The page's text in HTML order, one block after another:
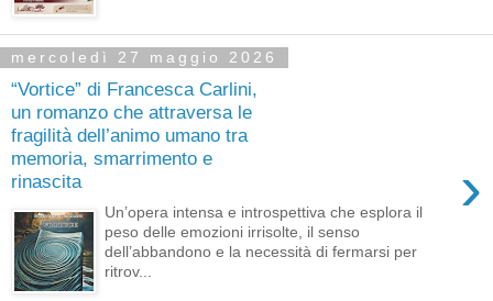
mercoledì 27 maggio 2026
“Vortice” di Francesca Carlini,
un romanzo che attraversa le
fragilità dell’animo umano tra
memoria, smarrimento e
rinascita
›
Un’opera intensa e introspettiva che esplora il
peso delle emozioni irrisolte, il senso
dell’abbandono e la necessità di fermarsi per
ritrov...